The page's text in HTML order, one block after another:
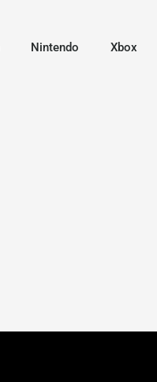
Nintendo Xbox